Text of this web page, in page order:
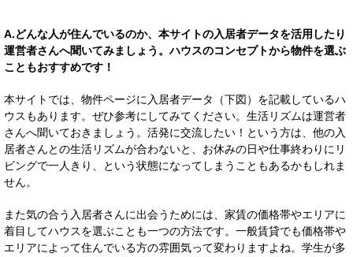
A.どんな人が住んでいるのか、本サイトの入居者データを活用したり
運営者さんへ聞いてみましょう。ハウスのコンセプトから物件を選ぶ
こともおすすめです！
本サイトでは、物件ページに入居者データ（下図）を記載しているハ
ウスもあります。ぜひ参考にしてみてください。生活リズムは運営者
さんへ聞いておきましょう。活発に交流したい！という方は、他の入
居者さんとの生活リズムが合わないと、お休みの日や仕事終わりにリ
ビングで一人きり、という状態になってしまうこともあるかもしれま
せん。
また気の合う入居者さんに出会うためには、家賃の価格帯やエリアに
着目してハウスを選ぶことも一つの方法です。一般賃貸でも価格帯や
エリアによって住んでいる方の雰囲気って変わりますよね。学生が多